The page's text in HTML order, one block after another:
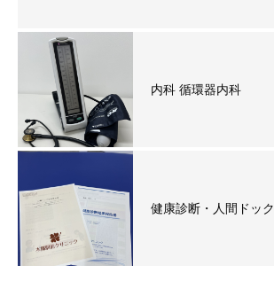
内科 循環器内科
健康診断・人間ドック